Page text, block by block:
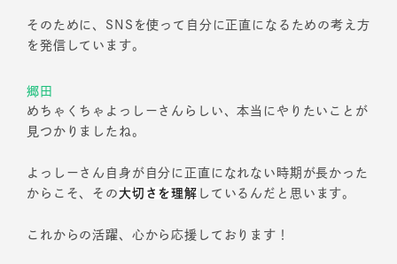
そのために、SNSを使って自分に正直になるための考え方
を発信しています。
郷田
めちゃくちゃよっしーさんらしい、本当にやりたいことが
見つかりましたね。
よっしーさん自身が自分に正直になれない時期が長かった
からこそ、その大切さを理解 しているんだと思います。
これからの活躍、心から応援しております！